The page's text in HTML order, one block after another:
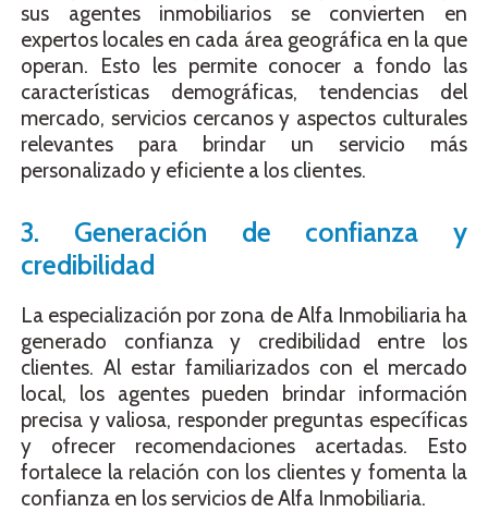
sus agentes inmobiliarios se convierten en
expertos locales en cada área geográfica en la que
operan. Esto les permite conocer a fondo las
características demográficas, tendencias del
mercado, servicios cercanos y aspectos culturales
relevantes para brindar un servicio más
personalizado y eficiente a los clientes.
3. Generación de confianza y
credibilidad
La especialización por zona de Alfa Inmobiliaria ha
generado confianza y credibilidad entre los
clientes. Al estar familiarizados con el mercado
local, los agentes pueden brindar información
precisa y valiosa, responder preguntas específicas
y ofrecer recomendaciones acertadas. Esto
fortalece la relación con los clientes y fomenta la
confianza en los servicios de Alfa Inmobiliaria.